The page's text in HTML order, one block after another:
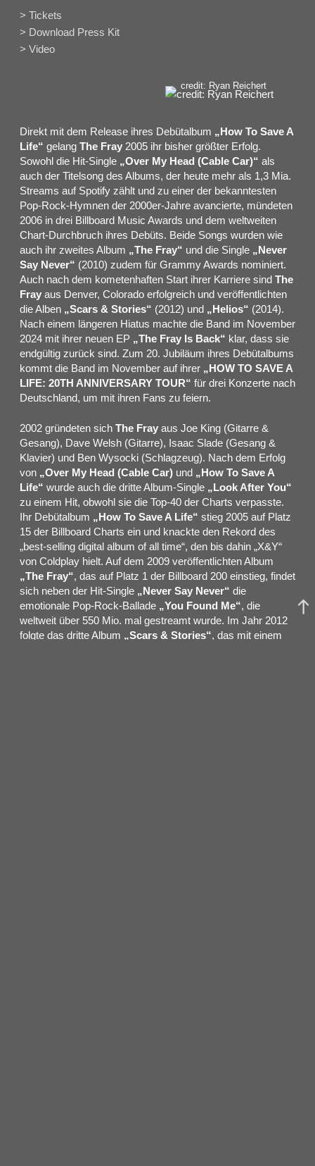
> Tickets
> Download Press Kit
> Video
credit: Ryan Reichert
Direkt mit dem Release ihres Debütalbum „How To Save A
Life“ gelang The Fray 2005 ihr bisher größter Erfolg.
Sowohl die Hit-Single „Over My Head (Cable Car)“ als
auch der Titelsong des Albums, der heute mehr als 1,3 Mia.
Streams auf Spotify zählt und zu einer der bekanntesten
Pop-Rock-Hymnen der 2000er-Jahre avancierte, mündeten
2006 in drei Billboard Music Awards und dem weltweiten
Chart-Durchbruch ihres Debüts. Beide Songs wurden wie
auch ihr zweites Album „The Fray“ und die Single „Never
Say Never“ (2010) zudem für Grammy Awards nominiert.
Auch nach dem kometenhaften Start ihrer Karriere sind The
Fray aus Denver, Colorado erfolgreich und veröffentlichten
die Alben „Scars & Stories“ (2012) und „Helios“ (2014).
Nach einem längeren Hiatus machte die Band im November
2024 mit ihrer neuen EP „The Fray Is Back“ klar, dass sie
endgültig zurück sind. Zum 20. Jubiläum ihres Debütalbums
kommt die Band im November auf ihrer „HOW TO SAVE A
LIFE: 20TH ANNIVERSARY TOUR“ für drei Konzerte nach
Deutschland, um mit ihren Fans zu feiern.
2002 gründeten sich The Fray aus Joe King (Gitarre &
Gesang), Dave Welsh (Gitarre), Isaac Slade (Gesang &
Klavier) und Ben Wysocki (Schlagzeug). Nach dem Erfolg
von „Over My Head (Cable Car) und „How To Save A
Life“ wurde auch die dritte Album-Single „Look After You“
zu einem Hit, obwohl sie die Top-40 der Charts verpasste.
Ihr Debütalbum „How To Save A Life“ stieg 2005 auf Platz
15 der Billboard Charts ein und knackte den Rekord des
„best-selling digital album of all time“, den bis dahin „X&Y“
von Coldplay hielt. Auf dem 2009 veröffentlichten Album
„The Fray“, das auf Platz 1 der Billboard 200 einstieg, findet
sich neben der Hit-Single „Never Say Never“ die
emotionale Pop-Rock-Ballade „You Found Me“, die
weltweit über 550 Mio. mal gestreamt wurde. Im Jahr 2012
folgte das dritte Album „Scars & Stories“, das mit einem